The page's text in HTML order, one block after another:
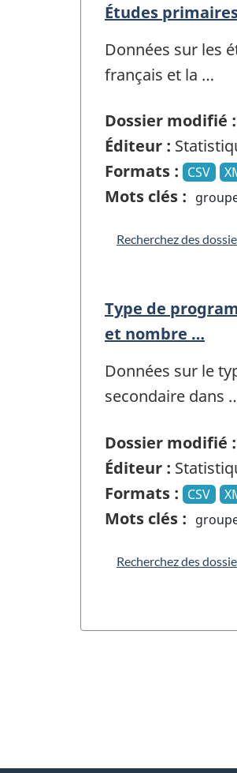
Études
Données sur les
français et la …
Dossier modifié :
Éditeur :
Formats : CSV
Mots clés :
Recherchez des
Type de
et nombre …
Données sur le
secondaire dans
Dossier modifié :
Éditeur :
Formats : CSV
Mots clés :
Recherchez des